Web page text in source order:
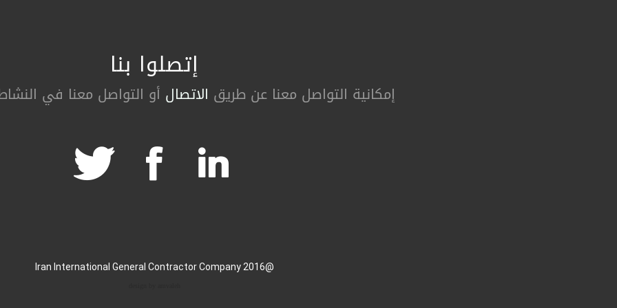
إتصلوا بنا
إمکانیة التواصل معنا عن طریق الاتصال أو التواصل معنا في
@2016 Iran International General Contractor Company